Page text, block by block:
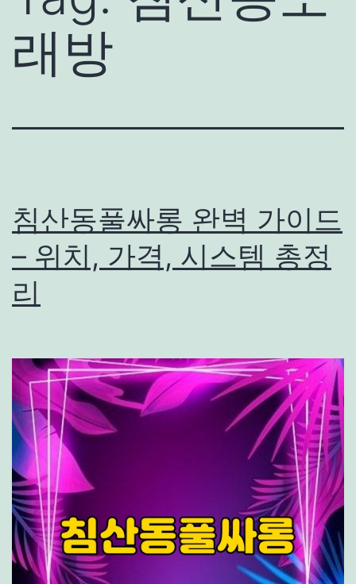
래방
침산동풀싸롱 완벽 가이드
– 위치, 가격, 시스템 총정
리